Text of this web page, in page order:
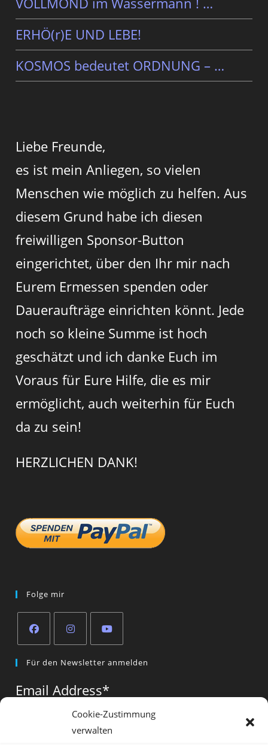
Cookie-Zustimmung
verwalten
ERHÖ(r)E UND LEBE!
KOSMOS bedeutet ORDNUNG – …
Liebe Freunde,
es ist mein Anliegen, so vielen
Menschen wie möglich zu helfen. Aus
diesem Grund habe ich diesen
freiwilligen Sponsor-Button
eingerichtet, über den Ihr mir nach
Eurem Ermessen spenden oder
Daueraufträge einrichten könnt. Jede
noch so kleine Summe ist hoch
geschätzt und ich danke Euch im
Voraus für Eure Hilfe, die es mir
ermöglicht, auch weiterhin für Euch
da zu sein!
HERZLICHEN DANK!
Folge mir
in
new
in
new
in
new
tab
Für den Newsletter anmelden
Email Address*